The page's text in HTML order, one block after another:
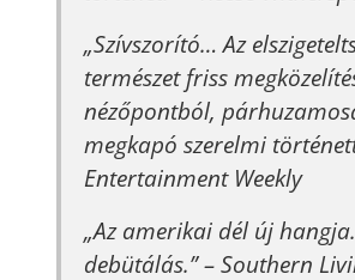
„Szívszorító… Az
természet friss
nézőpontból,
megkapó szerelmi
Entertainment Weekly
„Az amerikai dél új
debütálás.”– Southern